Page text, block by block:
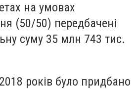
на умовах
(50/50) передбачені
суму 35 млн 743 тис.
років було придбано